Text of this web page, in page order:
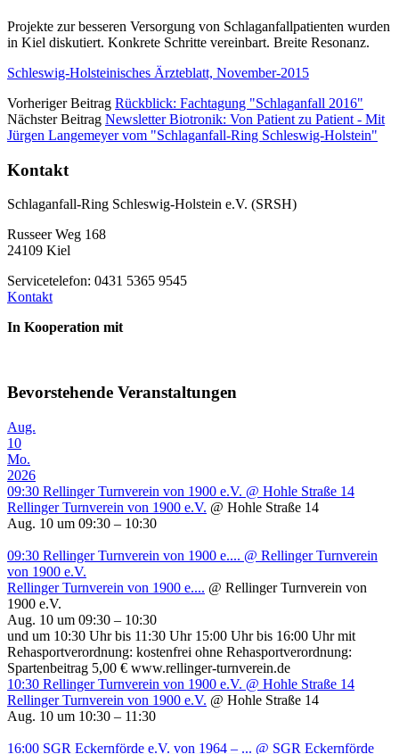
Projekte zur besseren Versorgung von Schlaganfallpatienten wurden
in Kiel diskutiert. Konkrete Schritte vereinbart. Breite Resonanz.
Schleswig-Holsteinisches Ärzteblatt, November-2015
Vorheriger Beitrag Rückblick: Fachtagung "Schlaganfall 2016"
Nächster Beitrag Newsletter Biotronik: Von Patient zu Patient - Mit
Jürgen Langemeyer vom "Schlaganfall-Ring Schleswig-Holstein"
Kontakt
Schlaganfall-Ring Schleswig-Holstein e.V. (SRSH)
Russeer Weg 168
24109 Kiel
Servicetelefon: 0431 5365 9545
Kontakt
In Kooperation mit
Bevorstehende Veranstaltungen
Aug.
10
Mo.
2026
09:30 Rellinger Turnverein von 1900 e.V. @ Hohle Straße 14
Rellinger Turnverein von 1900 e.V. @ Hohle Straße 14
Aug. 10 um 09:30 – 10:30
09:30 Rellinger Turnverein von 1900 e.... @ Rellinger Turnverein
von 1900 e.V.
Rellinger Turnverein von 1900 e.... @ Rellinger Turnverein von
1900 e.V.
Aug. 10 um 09:30 – 10:30
und um 10:30 Uhr bis 11:30 Uhr 15:00 Uhr bis 16:00 Uhr mit
Rehasportverordnung: kostenfrei ohne Rehasportverordnung:
Spartenbeitrag 5,00 € www.rellinger-turnverein.de
10:30 Rellinger Turnverein von 1900 e.V. @ Hohle Straße 14
Rellinger Turnverein von 1900 e.V. @ Hohle Straße 14
Aug. 10 um 10:30 – 11:30
16:00 SGR Eckernförde e.V. von 1964 – ... @ SGR Eckernförde